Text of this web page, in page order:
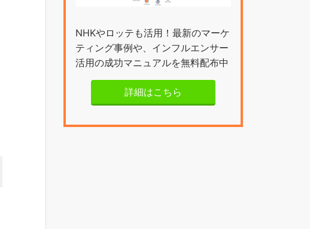
NHKやロッテも活用！最新のマーケ
ティング事例や、インフルエンサー
活用の成功マニュアルを無料配布中
詳細はこちら